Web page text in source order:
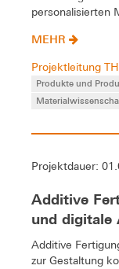
personalisierten
MEHR
Projektleitung
Produkte und
Projektdauer:
Additive
und digitale
Additive
zur Gestaltung